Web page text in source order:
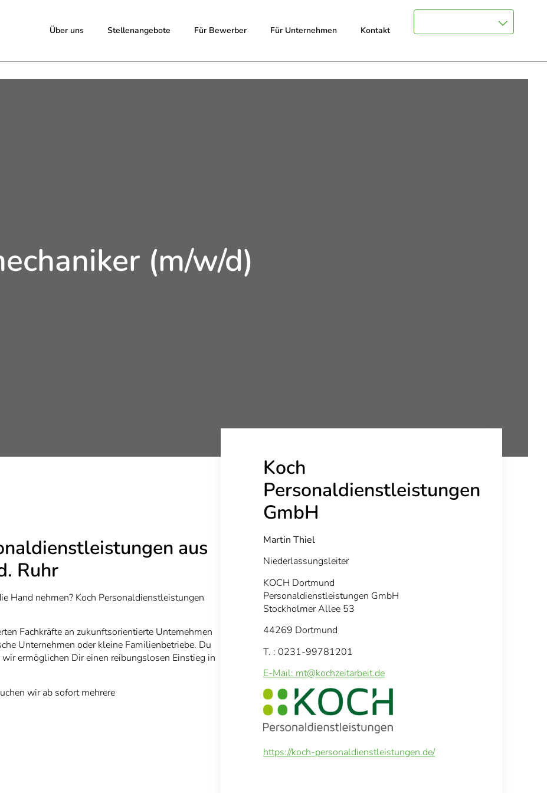
Über uns Stellenangebote Für Bewerber Für Unternehmen
Über uns Stellenangebote Für Bewerber Für Unternehmen Kontakt
(m/w/d)
aus
Ruhr
Hand nehmen? Koch Personaldienstleistungen
Fachkräfte an zukunftsorientierte Unternehmen
Unternehmen oder kleine Familienbetriebe. Du
ermöglichen Dir einen reibungslosen Einstieg in
wir ab sofort mehrere
Koch
Personaldienstleistungen
GmbH
Martin Thiel
Niederlassungsleiter
KOCH Dortmund
Personaldienstleistungen GmbH
Stockholmer Allee 53
44269 Dortmund
T. : 0231-99781201
E-Mail: mt@kochzeitarbeit.de
https://koch-personaldienstleistungen.de/